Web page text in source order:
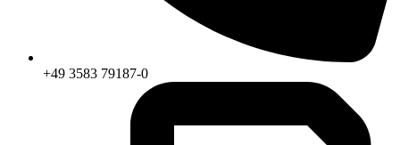
+49 3583 79187-0